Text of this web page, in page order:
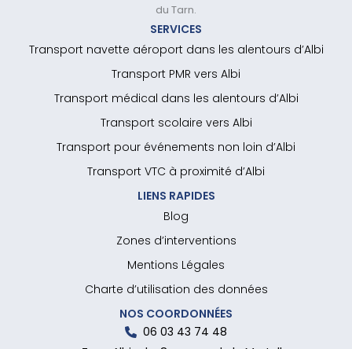
du Tarn.
SERVICES
Transport navette aéroport dans les alentours d’Albi
Transport PMR vers Albi
Transport médical dans les alentours d’Albi
Transport scolaire vers Albi
Transport pour événements non loin d’Albi
Transport VTC à proximité d’Albi
LIENS RAPIDES
Blog
Zones d’interventions
Mentions Légales
Charte d’utilisation des données
NOS COORDONNÉES
06 03 43 74 48